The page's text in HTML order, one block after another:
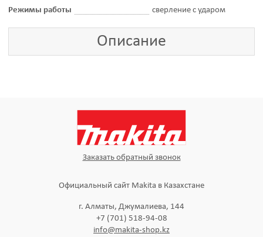
Режимы работы
сверление с ударом
Описание
Заказать обратный звонок
Официальный сайт Makita в Казахстане
г. Алматы, Джумалиева, 144
+7 (701) 518-94-08
info@makita-shop.kz